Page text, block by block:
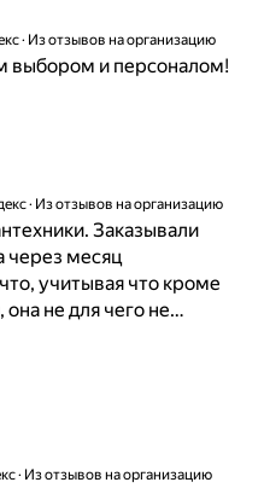
· Из отзывов на организацию
выбором и персоналом!
· Из отзывов на организацию
Заказывали
через месяц
учитывая что кроме
не для чего не…
· Из отзывов на организацию